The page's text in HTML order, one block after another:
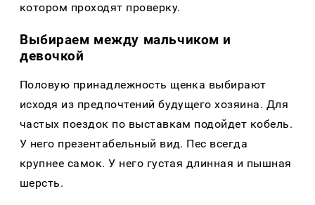
котором проходят проверку.
Выбираем между мальчиком и
девочкой
Половую принадлежность щенка выбирают
исходя из предпочтений будущего хозяина. Для
частых поездок по выставкам подойдет кобель.
У него презентабельный вид. Пес всегда
крупнее самок. У него густая длинная и пышная
шерсть.